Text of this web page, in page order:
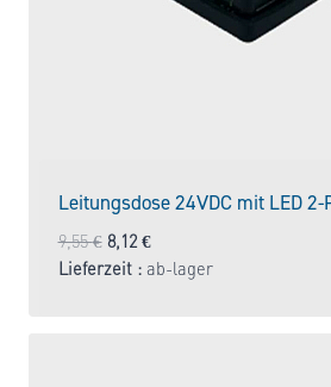
Leitungsdose 24VDC mit LED
9,55€ Ursprünglicher
Preis
8,12 €Aktueller
Preis
Lieferzeit : ab-lager